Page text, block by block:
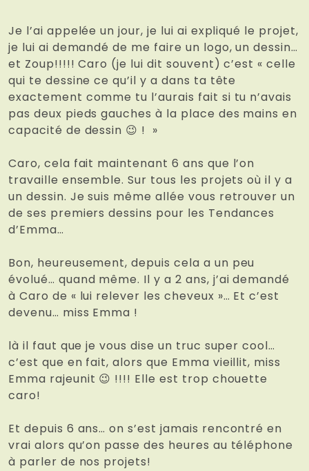
Je l’ai appelée un jour, je lui ai expliqué le projet,
je lui ai demandé de me faire un logo, un dessin…
et Zoup!!!!! Caro (je lui dit souvent) c’est « celle
qui te dessine ce qu’il y a dans ta tête
exactement comme tu l’aurais fait si tu n’avais
pas deux pieds gauches à la place des mains en
capacité de dessin 😉 ! »
Caro, cela fait maintenant 6 ans que l’on
travaille ensemble. Sur tous les projets où il y a
un dessin. Je suis même allée vous retrouver un
de ses premiers dessins pour les Tendances
d’Emma…
Bon, heureusement, depuis cela a un peu
évolué… quand même. Il y a 2 ans, j’ai demandé
à Caro de « lui relever les cheveux »… Et c’est
devenu… miss Emma !
là il faut que je vous dise un truc super cool…
c’est que en fait, alors que Emma vieillit, miss
Emma rajeunit 😉 !!!! Elle est trop chouette
caro!
Et depuis 6 ans… on s’est jamais rencontré en
vrai alors qu’on passe des heures au téléphone
à parler de nos projets!